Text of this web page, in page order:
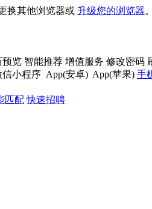
换其他浏览器或 升级您的浏览器
预览 智能推荐 增值服务 修改密码
信小程序 App(安卓) App(苹果) 手
匹配 快速招聘